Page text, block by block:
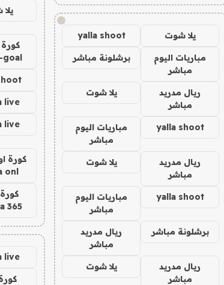
!
يلا شوت yalla shoot
مباريات اليوم
مباشر
برشلونة مباشر
ريال مدريد
مباشر
يلا شوت
yalla shoot
مباريات اليوم
مباشر
ريال مدريد
مباشر
يلا شوت
yalla shoot
مباريات اليوم
مباشر
برشلونة مباشر
ريال مدريد
مباشر
ريال مدريد
مباشر
يلا شوت
goal
live
live
كورة
onl
365
live